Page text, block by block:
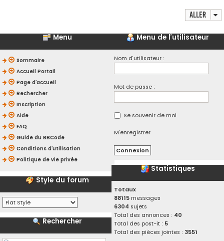
Aller
Menu
Sommaire
Accueil Portail
Page d’accueil
Rechercher
Inscription
Aide
FAQ
Guide du BBCode
Conditions d’utilisation
Politique de vie privée
Style du forum
Rechercher
Menu de l’utilisateur
Nom d’utilisateur :
Mot de passe :
Se souvenir de moi
M’enregistrer
Statistiques
Totaux
88115 messages
6304 sujets
Total des annonces : 40
Total des post-it : 5
Total des pièces jointes : 3551